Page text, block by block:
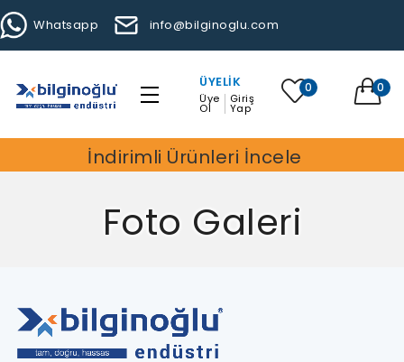
Whatsapp info@bilginoglu.com
ÜYELIK
Üye
Ol
Giriş
Yap
0 0
İndirimli Ürünleri İncele
Foto Galeri